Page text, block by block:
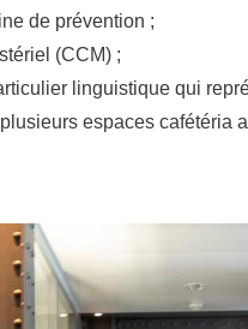
de prévention ;
(CCM) ;
linguistique qui
espaces cafétéria